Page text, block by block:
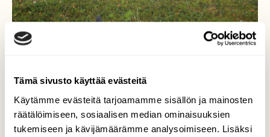
Tämä sivusto käyttää evästeitä
Käytämme evästeitä tarjoamamme sisällön ja mainosten
räätälöimiseen, sosiaalisen median ominaisuuksien
tukemiseen ja kävijämäärämme analysoimiseen. Lisäksi